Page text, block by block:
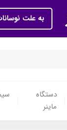
به علت
دستگاه
ماینر